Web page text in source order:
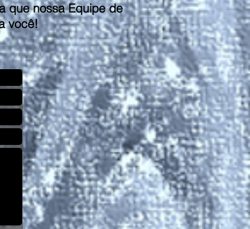
que nossa Equipe de
você!